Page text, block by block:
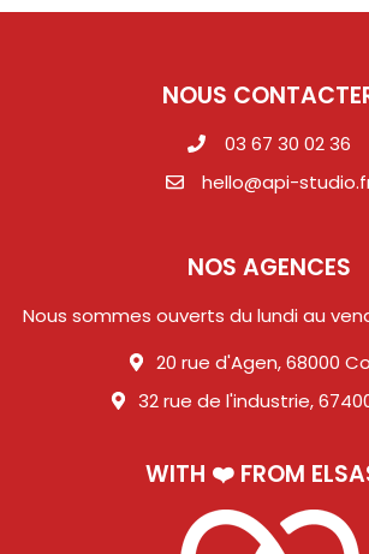
NOUS
03 67 30 02 36
hello@api-
NOS AGENCES
Nous sommes ouverts du lundi au
20 rue d'Agen, 68000
32 rue de l'industrie,
WITH ❤️ FROM